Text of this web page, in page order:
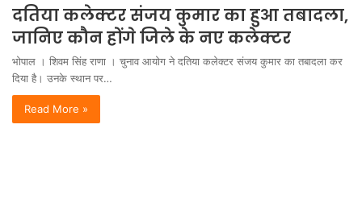
दतिया कलेक्टर संजय कुमार का हुआ तबादला,
जानिए कौन होंगे जिले के नए कलेक्टर
भोपाल । शिवम सिंह राणा । चुनाव आयोग ने दतिया कलेक्टर संजय कुमार का तबादला कर
दिया है। उनके स्थान पर…
Read More »